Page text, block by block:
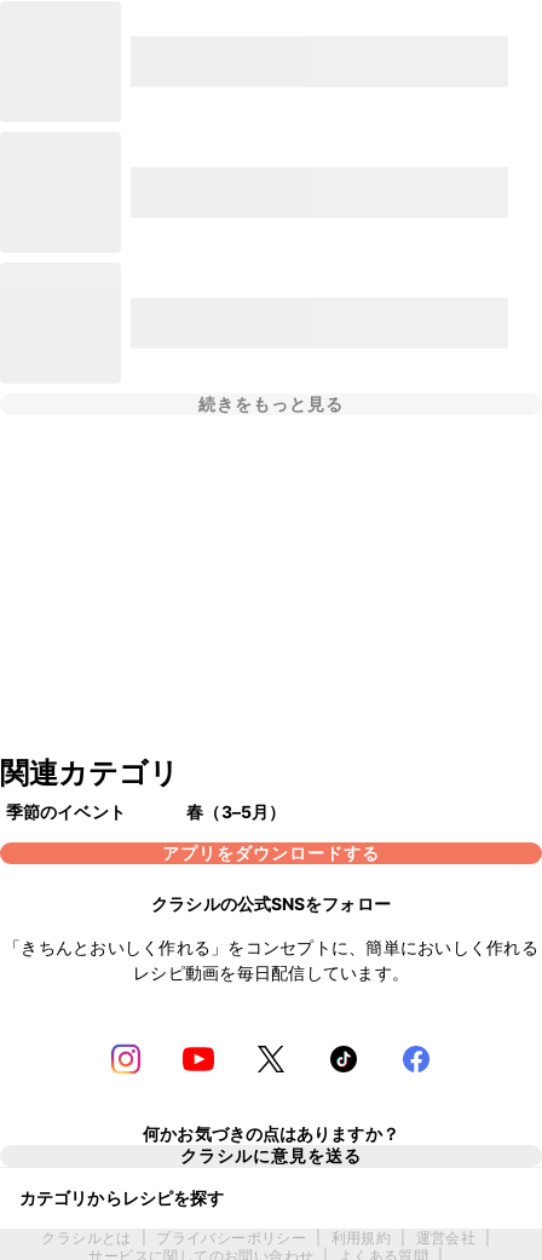
続きをもっと見る
関連カテゴリ
季節のイベント
春（3–5月）
アプリをダウンロードする
クラシルの公式SNSをフォロー
「きちんとおいしく作れる」をコンセプトに、簡単においしく作れる
レシピ動画を毎日配信しています。
何かお気づきの点はありますか？
クラシルに意見を送る
カテゴリからレシピを探す
クラシルとは プライバシーポリシー 利用規約 運営会社
サービスに関してのお問い合わせ
よくある質問